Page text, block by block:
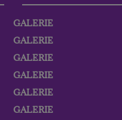
GALERIE
GALERIE
GALERIE
GALERIE
GALERIE
GALERIE